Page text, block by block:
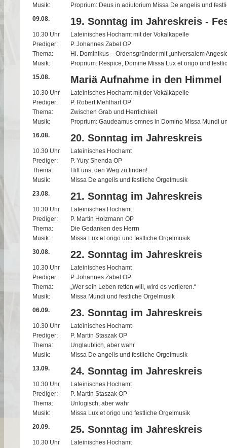
Musik:
Proprium: Deus in adiutorium Missa De angelis und
09.08.
19. Sonntag im Jahreskreis -
10.30 Uhr
Lateinisches Hochamt mit der Vokalkapelle
Prediger:
P. Johannes Zabel OP
Thema:
Hl. Dominikus – Ordensgründer mit „universalem
Musik:
Proprium: Respice, Domine Missa Lux et origo und
15.08.
Mariä Aufnahme in den Himmel
10.30 Uhr
Lateinisches Hochamt mit der Vokalkapelle
Prediger:
P. Robert Mehlhart OP
Thema:
Zwischen Grab und Herrlichkeit
Musik:
Proprium: Gaudeamus omnes in Domino Missa Mundi
16.08.
20. Sonntag im Jahreskreis
10.30 Uhr
Lateinisches Hochamt
Prediger:
P. Yury Shenda OP
Thema:
Hilf uns, den Weg zu finden!
Musik:
Missa De angelis und festliche Orgelmusik
23.08.
21. Sonntag im Jahreskreis
10.30 Uhr
Lateinisches Hochamt
Prediger:
P. Martin Holzmann OP
Thema:
Die Gedanken des Herrn
Musik:
Missa Lux et origo und festliche Orgelmusik
30.08.
22. Sonntag im Jahreskreis
10.30 Uhr
Lateinisches Hochamt
Prediger:
P. Johannes Zabel OP
Thema:
„Wer sein Leben retten will, wird es verlieren.“
Musik:
Missa Mundi und festliche Orgelmusik
06.09.
23. Sonntag im Jahreskreis
10.30 Uhr
Lateinisches Hochamt
Prediger:
P. Martin Staszak OP
Thema:
Unglaublich, aber wahr
Musik:
Missa De angelis und festliche Orgelmusik
13.09.
24. Sonntag im Jahreskreis
10.30 Uhr
Lateinisches Hochamt
Prediger:
P. Martin Staszak OP
Thema:
Unlogisch, aber wahr
Musik:
Missa Lux et origo und festliche Orgelmusik
20.09.
25. Sonntag im Jahreskreis
10.30 Uhr
Lateinisches Hochamt